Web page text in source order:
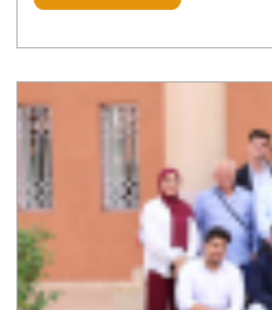
المزيد